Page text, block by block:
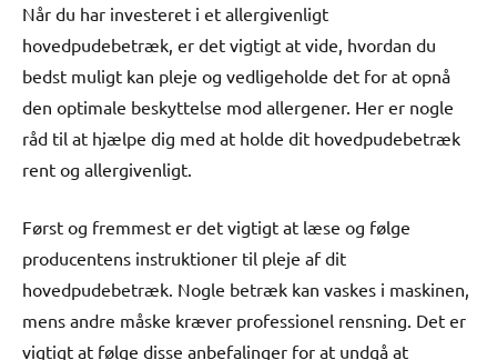
Når du har investeret i et allergivenligt
hovedpudebetræk, er det vigtigt at vide, hvordan du
bedst muligt kan pleje og vedligeholde det for at opnå
den optimale beskyttelse mod allergener. Her er nogle
råd til at hjælpe dig med at holde dit hovedpudebetræk
rent og allergivenligt.
Først og fremmest er det vigtigt at læse og følge
producentens instruktioner til pleje af dit
hovedpudebetræk. Nogle betræk kan vaskes i maskinen,
mens andre måske kræver professionel rensning. Det er
vigtigt at følge disse anbefalinger for at undgå at